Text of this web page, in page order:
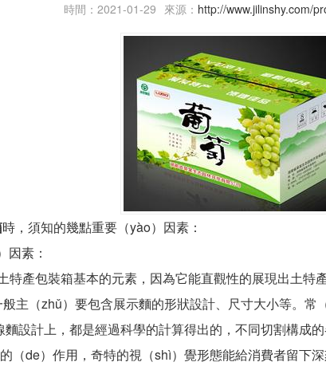
時間：2021-01-29 來源： http://www.jilinshy.com/
時，須知的幾點重要（yào）因素：
素：
產包裝箱基本的元素，因為它能直觀性的展現出土特
主（zhǔ）要包含展示麵的形狀設計、尺寸大小等。
麵設計上，都是經過科學的計算得出的，不同切割構成
（de）作用，奇特的視（shì）覺形態能給消費者留下